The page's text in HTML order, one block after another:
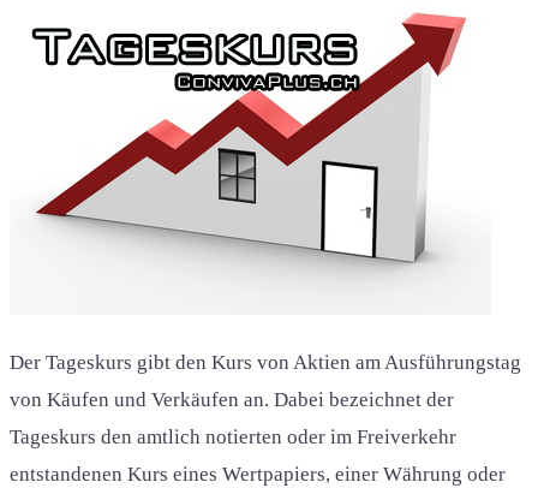
Der Tageskurs gibt den Kurs von Aktien am Ausführungstag
von Käufen und Verkäufen an. Dabei bezeichnet der
Tageskurs den amtlich notierten oder im Freiverkehr
entstandenen Kurs eines Wertpapiers, einer Währung oder